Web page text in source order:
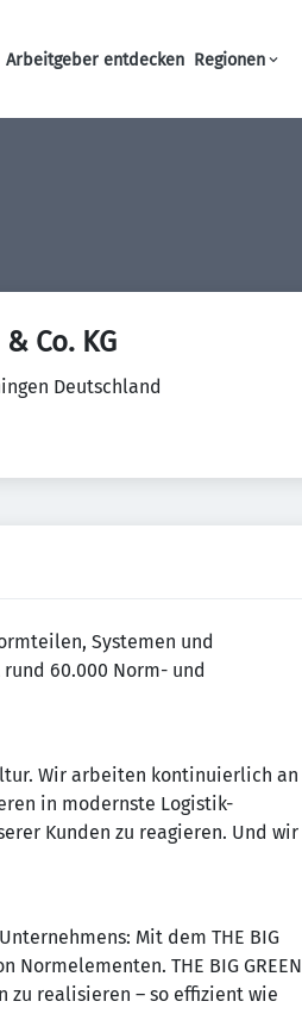
Haupt-Navigation
Arbeitgeber entdecken Regionen
Co. KG
Deutschland
Systemen und
60.000 Norm- und
Wir arbeiten kontinuierlich an
in modernste Logistik-
Kunden zu reagieren. Und wir
Mit dem THE BIG
Normelementen. THE BIG GREEN
zu realisieren – so effizient wie